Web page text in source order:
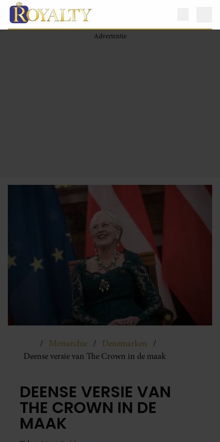
Monarchie
Denemarken
Deense versie van The Crown in de maak
DEENSE VERSIE VAN
THE CROWN IN DE
MAAK